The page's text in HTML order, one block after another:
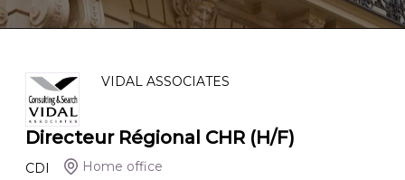
VIDAL ASSOCIATES
Directeur Régional CHR (H/F)
CDI Home office